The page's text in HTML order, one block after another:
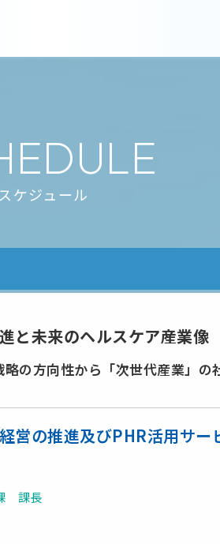
スケジュール
と未来のヘルスケア産業像
の方向性から「次世代産業」の
営の推進及びPHR活用サ
課長